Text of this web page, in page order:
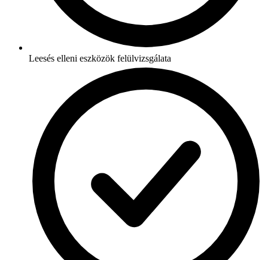
Leesés elleni eszközök felülvizsgálata